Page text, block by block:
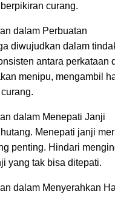
curang.
dalam Perbuatan
diwujudkan dalam
antara perkataan
menipu, mengambil
dalam Menepati Janji
Menepati janji
penting. Hindari
yang tak bisa ditepati.
dalam Menyerahkan